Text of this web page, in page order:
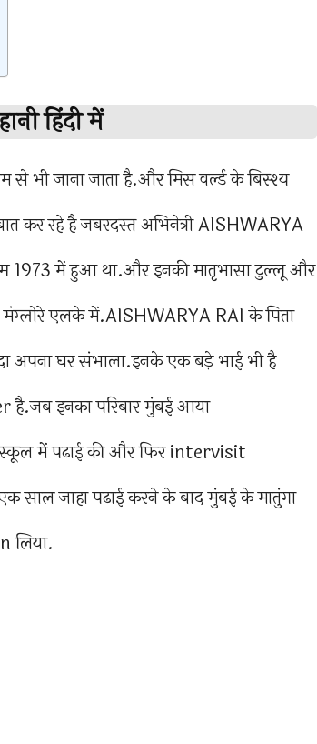
हिंदी में
भी जाना जाता है.और मिस वर्ल्ड के बिस्श्य
कर रहे है जबरदस्त अभिनेत्री AISHWARYA
1973 में हुआ था.और इनकी मातृभासा टुल्लू और
मंग्लोरे एलके में.AISHWARYA RAI के पिता
अपना घर संभाला.इनके एक बड़े भाई भी है
है.जब इनका परिबार मुंबई आया
स्कूल में पढाई की और फिर intervisit
जाहा पढाई करने के बाद मुंबई के मातुंगा
लिया.